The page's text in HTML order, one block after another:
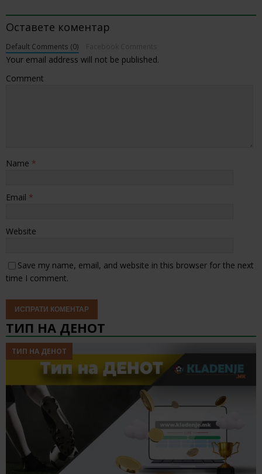
Оставете коментар
Default Comments (0)
Your email address will not be published.
Comment
Name *
Email *
Website
Save my name, email, and website in this browser for the next
time I comment.
ТИП НА ДЕНОТ
ТИП НА ДЕНОТ